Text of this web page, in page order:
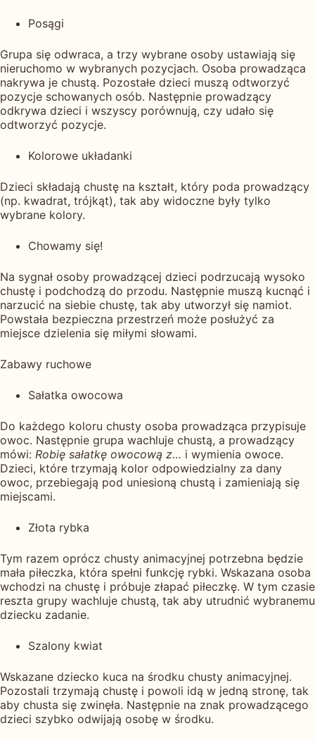
Posągi
Grupa się odwraca, a trzy wybrane osoby ustawiają się
nieruchomo w wybranych pozycjach. Osoba prowadząca
nakrywa je chustą. Pozostałe dzieci muszą odtworzyć
pozycje schowanych osób. Następnie prowadzący
odkrywa dzieci i wszyscy porównują, czy udało się
odtworzyć pozycje.
Kolorowe układanki
Dzieci składają chustę na kształt, który poda prowadzący
(np. kwadrat, trójkąt), tak aby widoczne były tylko
wybrane kolory.
Chowamy się!
Na sygnał osoby prowadzącej dzieci podrzucają wysoko
chustę i podchodzą do przodu. Następnie muszą kucnąć i
narzucić na siebie chustę, tak aby utworzył się namiot.
Powstała bezpieczna przestrzeń może posłużyć za
miejsce dzielenia się miłymi słowami.
Zabawy ruchowe
Sałatka owocowa
Do każdego koloru chusty osoba prowadząca przypisuje
owoc. Następnie grupa wachluje chustą, a prowadzący
mówi: Robię sałatkę owocową z… i wymienia owoce.
Dzieci, które trzymają kolor odpowiedzialny za dany
owoc, przebiegają pod uniesioną chustą i zamieniają się
miejscami.
Złota rybka
Tym razem oprócz chusty animacyjnej potrzebna będzie
mała piłeczka, która spełni funkcję rybki. Wskazana osoba
wchodzi na chustę i próbuje złapać piłeczkę. W tym czasie
reszta grupy wachluje chustą, tak aby utrudnić wybranemu
dziecku zadanie.
Szalony kwiat
Wskazane dziecko kuca na środku chusty animacyjnej.
Pozostali trzymają chustę i powoli idą w jedną stronę, tak
aby chusta się zwinęła. Następnie na znak prowadzącego
dzieci szybko odwijają osobę w środku.